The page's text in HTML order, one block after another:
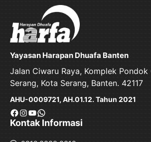
Yayasan Harapan Dhuafa Banten
Jalan Ciwaru Raya, Komplek Pondok
Serang, Kota Serang, Banten. 42117
AHU-0009721, AH.01.12. Tahun 2021
Facebook
Instagram
YouTube
WhatsApp
Kontak Informasi